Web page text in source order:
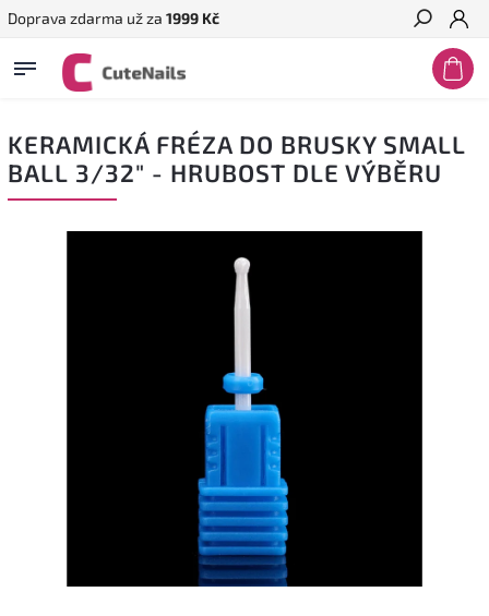
Doprava zdarma už za 1999 Kč
Hledat
KERAMICKÁ FRÉZA DO BRUSKY SMALL
BALL 3/32" - HRUBOST DLE VÝBĚRU